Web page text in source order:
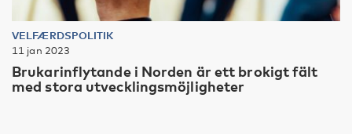
VELFÆRDSPOLITIK
11 jan 2023
Brukarinflytande i Norden är ett brokigt fält
med stora utvecklingsmöjligheter